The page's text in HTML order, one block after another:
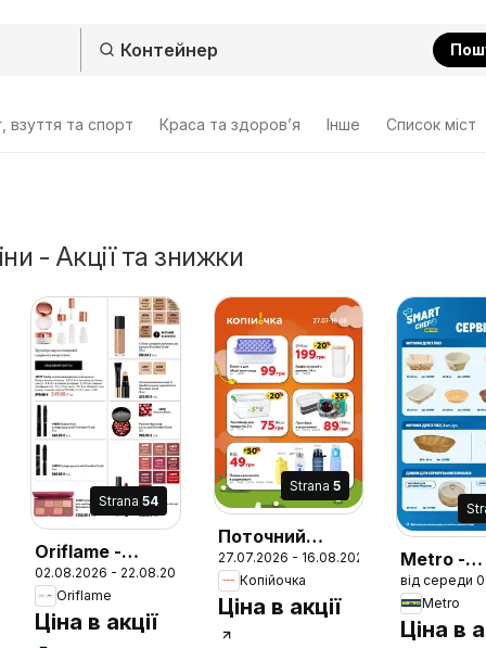
взуття та спорт Краса та здоров’я Інше Cписок міст
- Акції та знижки
Strana 54
Oriflame -
Каталог 11
02.08.2026 - 22.08.2026
Oriflame
Ціна в акції
Strana5
Поточний
каталог
27.07.2026 - 16.08.2026
Копійочка
Ціна в акції
Metro -
Каталог
десертів
від середи
Metro
Ціна в